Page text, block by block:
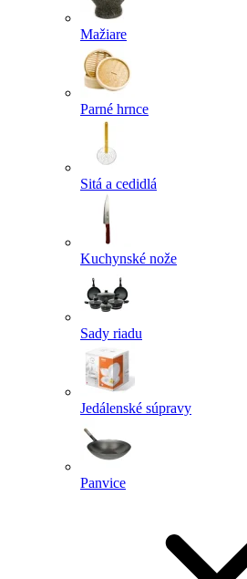
Mažiare
Parné hrnce
Sitá a cedidlá
Kuchynské nože
Sady riadu
Jedálenské súpravy
Panvice